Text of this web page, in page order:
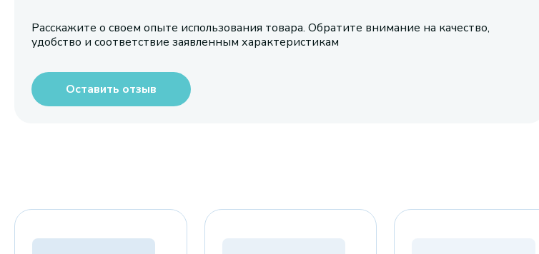
Расскажите о своем опыте использования товара. Обратите внимание на качество,
удобство и соответствие заявленным характеристикам
Оставить отзыв